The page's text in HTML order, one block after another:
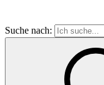
Suche nach: